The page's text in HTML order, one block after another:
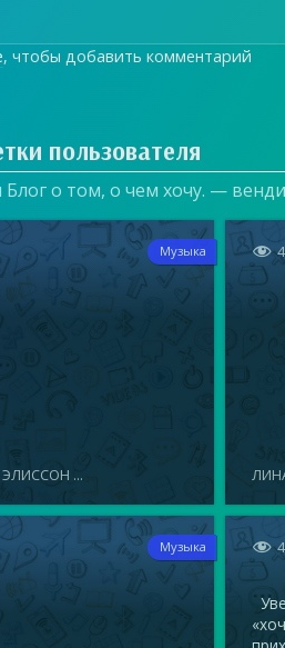
, чтобы добавить комментарий
пользователя
о том, о чем хочу. —
Музыка
...
 4
Музыка  4